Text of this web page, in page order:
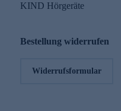
KIND Hörgeräte
Bestellung widerrufen
Widerrufsformular